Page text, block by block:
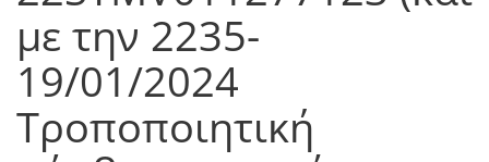
με την 2235-
19/01/2024
Τροποποιητική